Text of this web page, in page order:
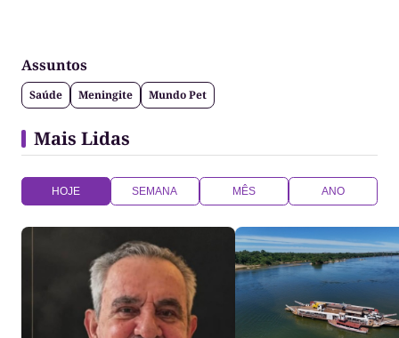
Assuntos
Saúde Meningite Mundo Pet
Mais Lidas
HOJE SEMANA MÊS ANO